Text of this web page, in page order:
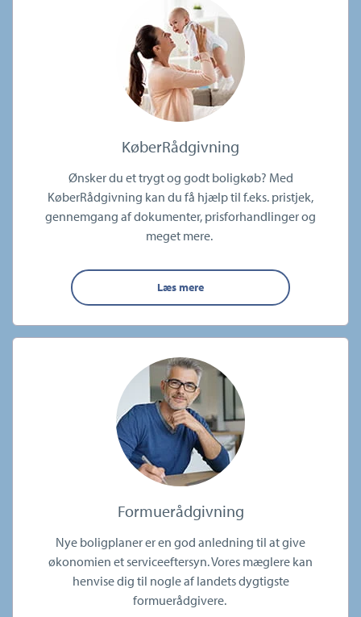
KøberRådgivning
Ønsker du et trygt og godt boligkøb? Med
KøberRådgivning kan du få hjælp til f.eks. pristjek,
gennemgang af dokumenter, prisforhandlinger og
meget mere.
Læs mere
Formuerådgivning
Nye boligplaner er en god anledning til at give
økonomien et serviceeftersyn. Vores mæglere kan
henvise dig til nogle af landets dygtigste
formuerådgivere.